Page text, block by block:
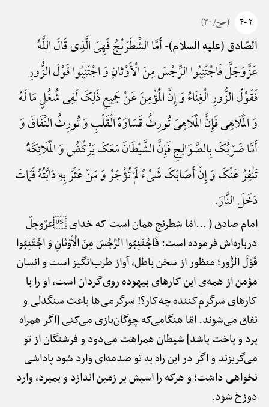
۲ -۴ (حج/ ۳۰)
الصّادق (علیه السلام)-أَمَّا الشِّطْرَنْجُ فَهِیَ الَّذِی قَالَ اللَّهُ
عَزَّ‌وَ‌جَلَّ فَاجْتَنِبُوا الرِّجْسَ مِنَ الْأَوْثانِ وَ اجْتَنِبُوا قَوْلَ الزُّورِ
فَقَوْلُ الزُّورِ الْغِنَاءُ وَ إِنَّ الْمُؤْمِنَ عَنْ جَمِیعِ ذَلِکَ لَفِی شُغُلٍ مَا لَهُ
وَ الْمَلَاهِی فَإِنَّ الْمَلَاهِیَ تُورِثُ قَسَاوَهًَْ الْقَلْبِ وَ تُورِثُ النِّفَاقَ وَ
أَمَّا ضَرْبُکَ بِالصَّوَالِجِ فَإِنَّ الشَّیْطَانَ مَعَکَ یَرْکُضُ وَ الْمَلَائِکَهًُْ
تَنْفِرُ عَنْکَ وَ إِنْ أَصَابَکَ شَیْءٌ لَمْ تُؤْجَرْ وَ مَنْ عَثَرَ بِهِ دَابَّتُهُ فَمَاتَ
دَخَلَ النَّارَ.
امام صادق ( ...امّا شطرنج همان است که خدای عزّوجلّ
درباره‌اش فرموده است: فَاجْتَنِبُوا الرِّجْسَ مِنَ الْأَوْثانِ وَ اجْتَنِبُوا
قَوْلَ الزُّور؛ منظور از سخن باطل، آواز طرب‌انگیز است و انسان
مؤمن از همه‌ی این کارهای بیهوده روی‌گردان است، او را با
کارهای سرگرم‌کننده چه‌کار؟! سرگرمی‌ها باعث سنگدلی و
نفاق می‌شوند. امّا هنگامی‌که چوگان‌بازی می‌کنی [اگر همراه
برد و باخت باشد] شیطان همراهت می‌دود و فرشتگان از تو
می‌گریزند و اگر در این راه به تو صدمه‌ای وارد شود پاداشی
نخواهی داشت؛ و هرکه را اسبش بر زمین اندازد و بمیرد، وارد
دوزخ شود.